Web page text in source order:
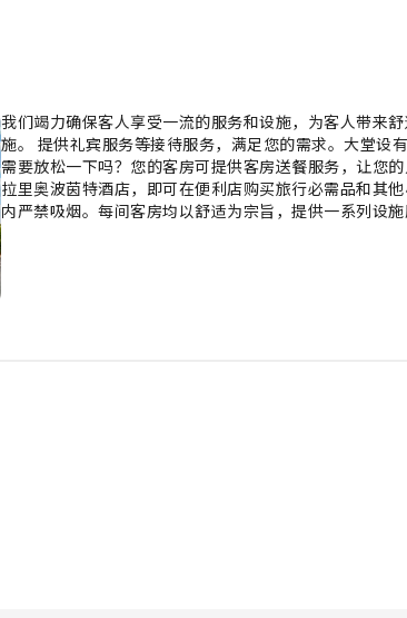
我们竭力确保客人享受一流的服务和设施，为客人带来
施。 提供礼宾服务等接待服务，满足您的需求。大堂设
需要放松一下吗？您的客房可提供客房送餐服务，让您
拉里奥波茵特酒店，即可在便利店购买旅行必需品和其
内严禁吸烟。每间客房均以舒适为宗旨，提供一系列设
提供空调或寝具用品，以确保您的舒适和便利。哥伦布